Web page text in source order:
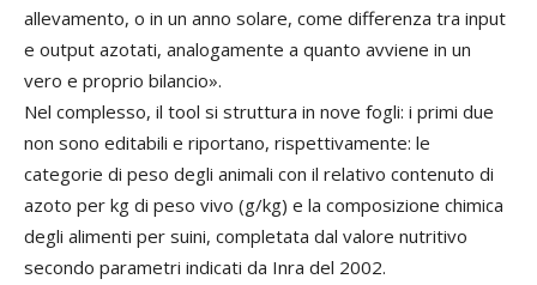
allevamento, o in un anno solare, come differenza tra input
e output azotati, analogamente a quanto avviene in un
vero e proprio bilancio».
Nel complesso, il tool si struttura in nove fogli: i primi due
non sono editabili e riportano, rispettivamente: le
categorie di peso degli animali con il relativo contenuto di
azoto per kg di peso vivo (g/kg) e la composizione chimica
degli alimenti per suini, completata dal valore nutritivo
secondo parametri indicati da Inra del 2002.